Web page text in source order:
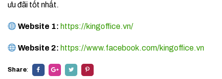
ưu đãi tốt nhất.
Website 1: https://kingoffice.vn/
Website 2: https://www.facebook.com/kingoffice.vn
Share: